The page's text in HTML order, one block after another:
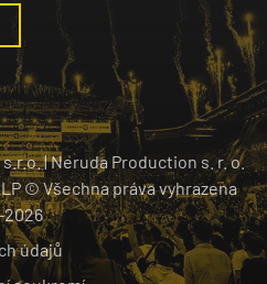
|Neruda Production s. r. o.
© Všechna práva vyhrazena
2026
údajů